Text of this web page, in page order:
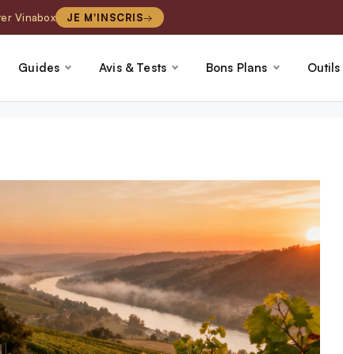
Vinabox JE M'INSCRIS
Guides Avis & Tests Bons Plans Outils